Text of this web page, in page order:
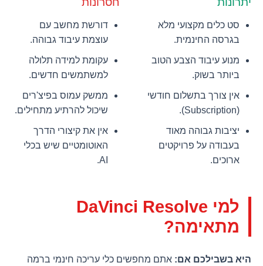
סט כלים מקצועי מלא
בגרסה החינמית.
מנוע עיבוד הצבע הטוב
ביותר בשוק.
אין צורך בתשלום חודשי
(Subscription).
יציבות גבוהה מאוד
בעבודה על פרויקטים
ארוכים.
דורשת מחשב עם
עוצמת עיבוד גבוהה.
עקומת למידה תלולה
למשתמשים חדשים.
ממשק עמוס בפיצ'רים
שיכול להרתיע מתחילים.
אין את קיצורי הדרך
האוטומטיים שיש בכלי
AI.
למי DaVinci Resolve
מתאימה?
היא בשבילכם אם: אתם מחפשים כלי עריכה חינמי ברמה